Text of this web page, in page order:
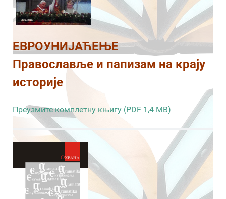
ЕВРОУНИЈАЋЕЊЕ
Православље и папизам на крају
историје
Преузмите комплетну књигу (PDF 1,4 MB)